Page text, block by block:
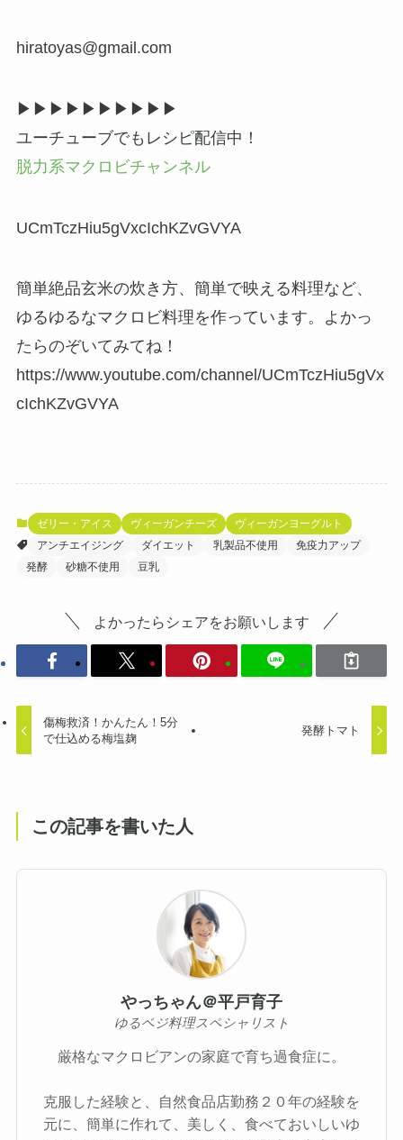
hiratoyas@gmail.com
▶▶︎▶︎▶▶︎▶︎▶▶︎▶︎▶
ユーチューブでもレシピ配信中！
脱力系マクロビチャンネル
UCmTczHiu5gVxcIchKZvGVYA
簡単絶品玄米の炊き方、簡単で映える料理など、
ゆるゆるなマクロビ料理を作っています。よかっ
たらのぞいてみてね！
https://www.youtube.com/channel/UCmTczHiu5gVx
cIchKZvGVYA
ゼリー・アイス ヴィーガンチーズ
ヴィーガンヨーグルト
アンチエイジング
ダイエット 乳製品不使用
免疫力アップ
発酵
砂糖不使用 豆乳
よかったらシェアをお願いします
傷梅救済！かんたん！5分
で仕込める梅塩麹
発酵トマト
この記事を書いた人
やっちゃん＠平戸育子
ゆるベジ料理スペシャリスト
厳格なマクロビアンの家庭で育ち過食症に。
克服した経験と、自然食品店勤務２０年の経験を
元に、簡単に作れて、美しく、食べておいしいゆ